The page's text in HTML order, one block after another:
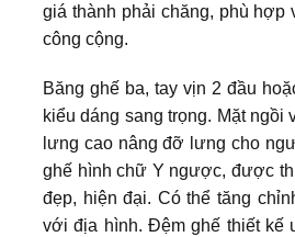
giá thành phải chăng, phù hợp
công cộng.
Băng ghế ba, tay vịn 2 đầu
kiểu dáng sang trọng. Mặt
lưng cao nâng đỡ lưng cho
ghế hình chữ Y ngược, được
đẹp, hiện đại. Có thể tăng
với địa hình. Đệm ghế thiết kế